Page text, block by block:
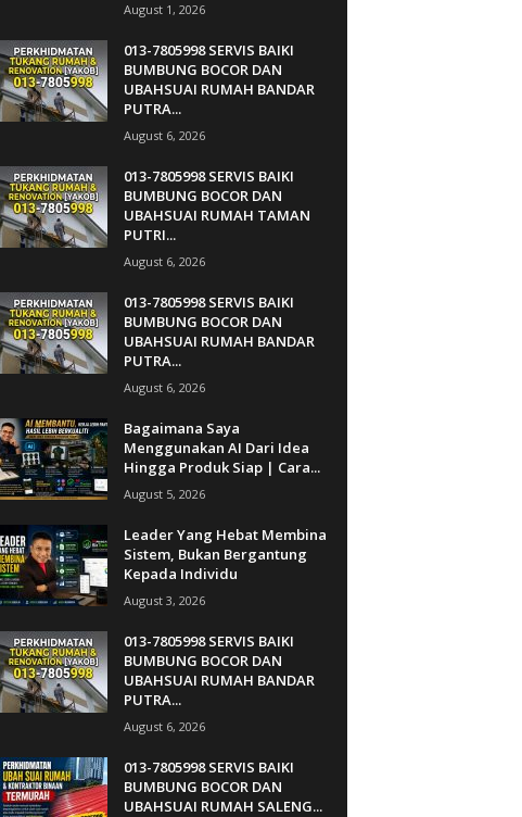
August 1, 2026
013-7805998 SERVIS BAIKI
BUMBUNG BOCOR DAN
UBAHSUAI RUMAH BANDAR
PUTRA...
August 6, 2026
013-7805998 SERVIS BAIKI
BUMBUNG BOCOR DAN
UBAHSUAI RUMAH TAMAN
PUTRI...
August 6, 2026
013-7805998 SERVIS BAIKI
BUMBUNG BOCOR DAN
UBAHSUAI RUMAH BANDAR
PUTRA...
August 6, 2026
Bagaimana Saya
Menggunakan AI Dari Idea
Hingga Produk Siap | Cara...
August 5, 2026
Leader Yang Hebat Membina
Sistem, Bukan Bergantung
Kepada Individu
August 3, 2026
013-7805998 SERVIS BAIKI
BUMBUNG BOCOR DAN
UBAHSUAI RUMAH BANDAR
PUTRA...
August 6, 2026
013-7805998 SERVIS BAIKI
BUMBUNG BOCOR DAN
UBAHSUAI RUMAH SALENG...